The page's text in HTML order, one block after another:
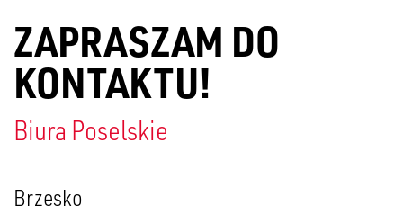
ZAPRASZAM DO
KONTAKTU!
Biura Poselskie
Brzesko